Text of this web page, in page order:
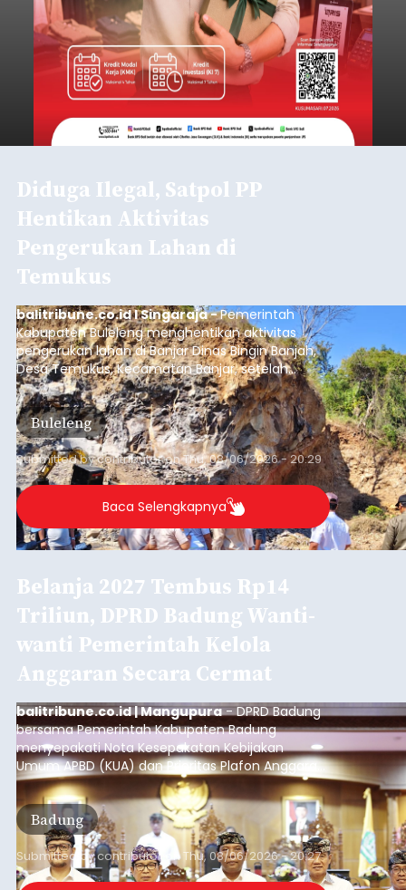
Diduga Ilegal, Satpol PP
Hentikan Aktivitas
Pengerukan Lahan di
Temukus
balitribune.co.id I Singaraja -Pemerintah
Kabupaten Buleleng menghentikan aktivitas
pengerukan lahan di Banjar Dinas Bingin Banjah,
Desa Temukus, Kecamatan Banjar, setelah
ditemukan indikasi kegiatan pengambilan
material yang tidak sesuai dengan peruntukan
kawasan.
Buleleng
Submitted bycontributoronThu, 08/06/2026 - 20:29
Baca Selengkapnya
Belanja 2027 Tembus Rp14
Triliun, DPRD Badung Wanti-
wanti Pemerintah Kelola
Anggaran Secara Cermat
balitribune.co.id | Mangupura- DPRD Badung
bersama Pemerintah Kabupaten Badung
menyepakati Nota Kesepakatan Kebijakan
Umum APBD (KUA) dan Prioritas Plafon Anggaran
Sementara (PPAS) Tahun Anggaran 2027 dalam
rapat paripurna yang digelar di Gedung DPRD
Badung, Kamis (6/8/2026).
Badung
Submitted bycontributor onThu, 08/06/2026 - 20:27